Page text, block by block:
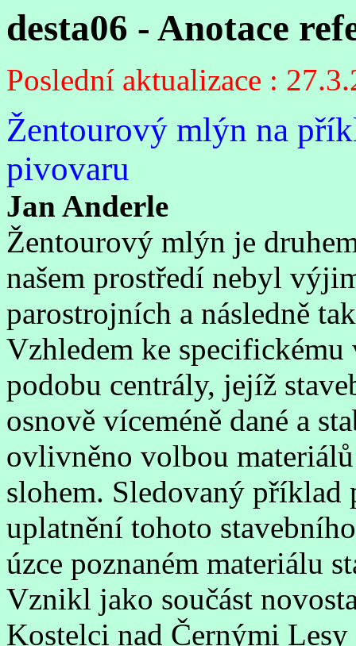
desta06 - Anotace
Poslední aktualizace :
Žentourový mlýn na
pivovaru
Jan Anderle
Žentourový mlýn je
našem prostředí nebyl
parostrojních a následně
Vzhledem ke
podobu centrály, jejíž
osnově víceméně dané a
ovlivněno volbou
slohem. Sledovaný příklad
uplatnění tohoto
úzce poznaném materiálu
Vznikl jako součást
Kostelci nad Černými